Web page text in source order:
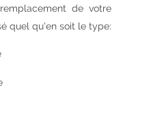
de votre
quel qu'en soit le type: